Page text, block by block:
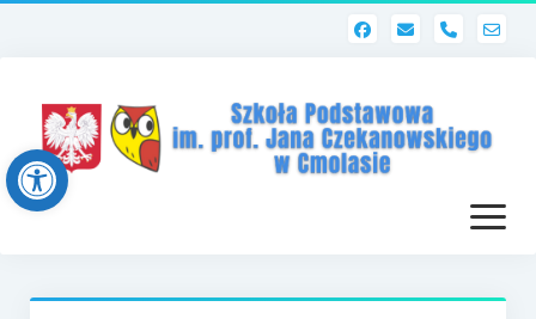
Open toolbar
phone
otwórz
menu